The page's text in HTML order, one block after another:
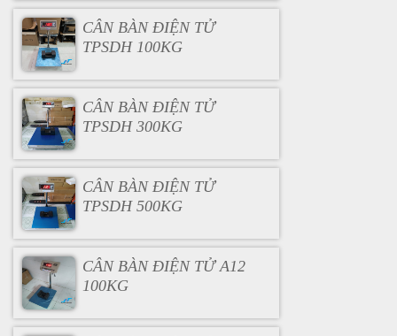
CÂN BÀN ĐIỆN TỬ
TPSDH 100KG
CÂN BÀN ĐIỆN TỬ
TPSDH 300KG
CÂN BÀN ĐIỆN TỬ
TPSDH 500KG
CÂN BÀN ĐIỆN TỬ A12
100KG